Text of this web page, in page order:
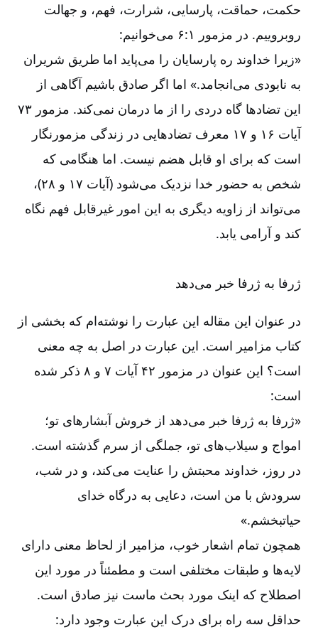
حکمت، حماقت، پارسایی، شرارت، فهم، و جهالت
روبروییم. در مزمور ۱:‏۶ می‌‌خوانیم:
«زیرا خداوند ره پارسایان را می‌‌پاید اما طریق شریران
به نابودی می‌‌انجامد.» اما اگر صادق باشیم آگاهی از
این تضادها گاه دردی را از ما درمان نمی‌‌کند. مزمور ۷۳
آیات ۱۶ و ۱۷ معرف تضادهایی در زندگی مزمورنگار
است که برای او قابل هضم نیست. اما هنگامی که
شخص به حضور خدا نزدیک می‌‌شود (آیات ۱۷ و ۲۸)،
می‌‌تواند از زاویه دیگری به این امور غیرقابل فهم نگاه
کند و آرامی یابد.
ژرفا به ژرفا خبر می‌‌دهد
در عنوان این مقاله این عبارت را نوشته‌‌ام که بخشی از
کتاب مزامیر است. این عبارت در اصل به چه معنی
است؟ این عنوان در مزمور ۴۲ آیات ۷ و ۸ ذکر شده
است:
«ژرفا به ژرفا خبر می‌‌دهد از خروش آبشارهای تو؛
امواج و سیلاب‌‌های تو، جملگی از سرم گذشته است.
در روز، خداوند محبتش را عنایت می‌‌کند، و در شب،
سرودش با من است، دعایی به درگاه خدای
حیاتبخشم.»
همچون تمام اشعار خوب، مزامیر از لحاظ معنی دارای
لایه‌‌ها و طبقات مختلفی است و مطمئناً در مورد این
اصطلاح که اینک مورد بحث ماست نیز صادق است.
حداقل سه راه برای درک این عبارت وجود دارد: